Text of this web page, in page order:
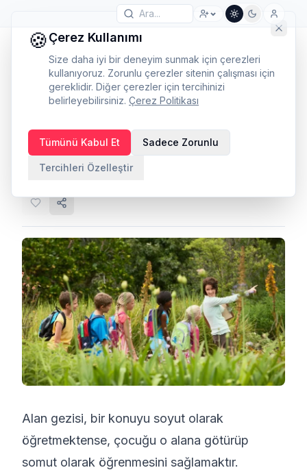
Alan gezilerinin önemi
Peda Network·22 Şubat 2021
Alan gezisi, bir konuyu soyut olarak
öğretmektense, çocuğu o alana götürüp
somut olarak öğrenmesini sağlamaktır.
🍪Çerez Kullanımı
Size daha iyi bir deneyim sunmak için çerezleri
kullanıyoruz. Zorunlu çerezler sitenin çalışması için
gereklidir. Diğer çerezler için tercihinizi
belirleyebilirsiniz. Çerez Politikası
Tümünü Kabul Et Sadece Zorunlu
Tercihleri Özelleştir